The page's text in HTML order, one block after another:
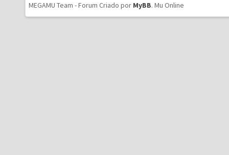
MEGAMU Team - Forum Criado por MyBB. Mu Online